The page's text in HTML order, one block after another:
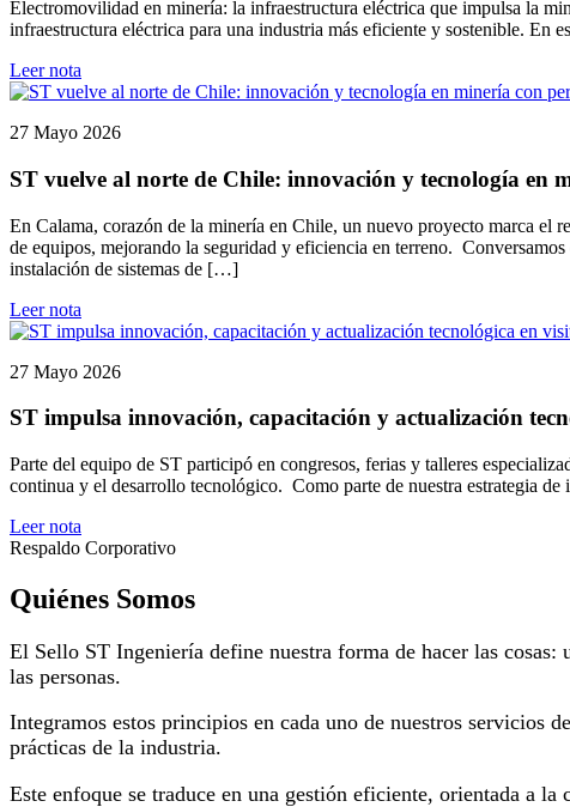
Electromovilidad en minería: la infraestructura eléctrica que impulsa la
infraestructura eléctrica para una industria más eficiente y sostenible. En
Leer nota
27 Mayo 2026
ST vuelve al norte de Chile: innovación y tecnología en
En Calama, corazón de la minería en Chile, un nuevo proyecto marca el
de equipos, mejorando la seguridad y eficiencia en terreno.
instalación de sistemas de […]
Leer nota
27 Mayo 2026
ST impulsa innovación, capacitación y actualización
Parte del equipo de ST participó en congresos, ferias y talleres
continua y el desarrollo tecnológico. Como parte de nuestra estrategia
Leer nota
Respaldo Corporativo
Quiénes Somos
El Sello ST Ingeniería define nuestra forma de hacer las
las personas.
Integramos estos principios en cada uno de nuestros servicios
prácticas de la industria.
Este enfoque se traduce en una gestión eficiente, orientada a